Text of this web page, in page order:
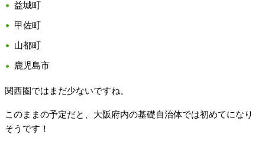
益城町
甲佐町
山都町
鹿児島市
関西圏ではまだ少ないですね。
このままの予定だと、大阪府内の基礎自治体では初めてになり
そうです！